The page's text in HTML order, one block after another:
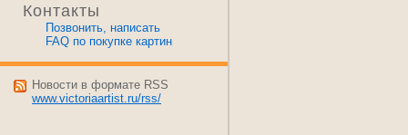
Контакты
Позвонить, написать
FAQ по покупке картин
Новости в формате RSS
www.victoriaartist.ru/rss/